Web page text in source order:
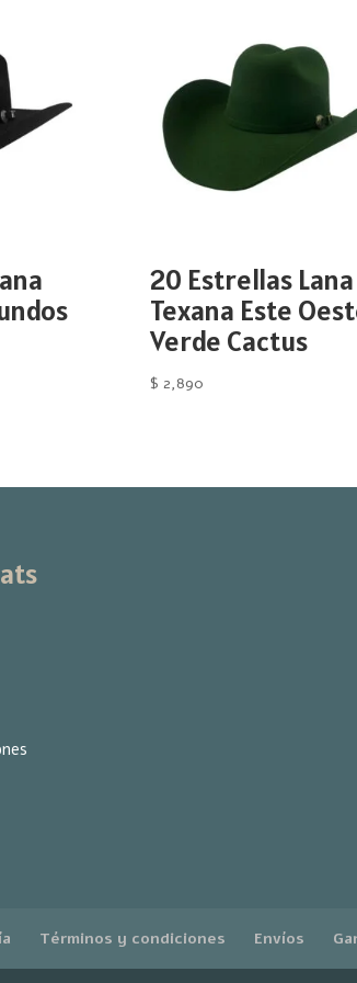
20 Estrellas Lana
Texana Este
Verde Cactus
$ 2,890
Términos y condiciones Envíos